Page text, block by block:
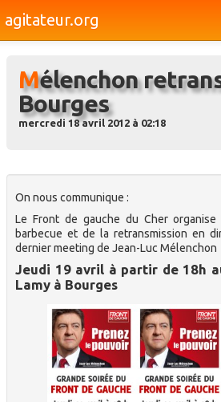
agitateur.org
Bourges & le Cher
Société
Médias
Dossiers
Brèves
Mélenchon retransmis à
Bourges
mercredi 18 avril 2012 à 02:18
On nous communique :
Le Front de gauche du Cher organise
barbecue et de la retransmission en
dernier meeting de Jean-Luc Mélenchon
Jeudi 19 avril à partir de 18h
Lamy à Bourges